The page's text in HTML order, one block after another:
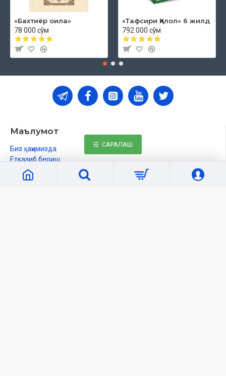
«Бахтиёр оила»
78 000 сўм
«Тафсири Ҳилол» 6 жилд
792 000 сўм
Маълумот
Биз ҳақимизда
Етказиб бериш
Қандай харид қилинади?
Талаб ва шартлар
САРАЛАШ